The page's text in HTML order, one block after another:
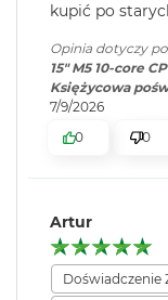
a
c
B
o
i
2
5
6
G
Szeroka gama
Technologia True
Chip
Apple M5
Apple M5 (10-
GPU + 16-
Ładowanie i
rozbudowa:
Klawiatura
numeryczna
kupić po
Opinia dotyczy
15" M5 10‑core
Księżycowa
7/9/2026
0
0
Artur
Doświadczenie